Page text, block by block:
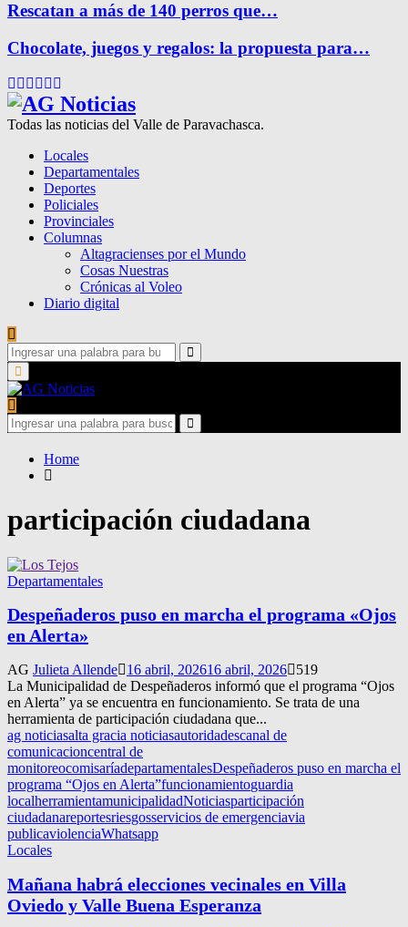
Rescatan a más de 140 perros que…
Chocolate, juegos y regalos: la propuesta para…
Facebook
Twitter
Instagram
Pinterest
Google
Todas las noticias del Valle de Paravachasca.
Locales
Departamentales
Deportes
Policiales
Provinciales
Columnas
Altagracienses por el Mundo
Cosas Nuestras
Crónicas al Voleo
Diario digital
Search
for:
Search
Primary
Menu
Search
for:
Search
Home
participación ciudadana
Departamentales
Despeñaderos puso en marcha el programa «Ojos
en Alerta»
AG Julieta Allende 16 abril, 202616 abril, 2026
519
La Municipalidad de Despeñaderos informó que el programa “Ojos
en Alerta” ya se encuentra en funcionamiento. Se trata de una
herramienta de participación ciudadana que...
ag noticiasalta gracia noticiasautoridadescanal de
comunicacioncentral de
monitoreocomisaríadepartamentalesDespeñaderos puso en marcha el
programa “Ojos en Alerta”funcionamientoguardia
localherramientamunicipalidadNoticiasparticipación
ciudadanareportesriesgosservicios de emergenciavia
publicaviolenciaWhatsapp
Locales
Mañana habrá elecciones vecinales en Villa
Oviedo y Valle Buena Esperanza